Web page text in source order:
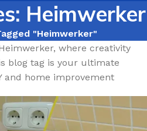
Heimwerker
"Heimwerker"
where creativity
blog tag is your ultimate
and home improvement